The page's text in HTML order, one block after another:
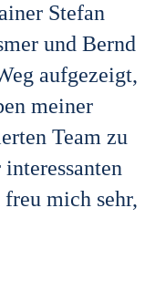
Stefan
und Bernd
aufgezeigt,
meiner
Team zu
mich sehr,